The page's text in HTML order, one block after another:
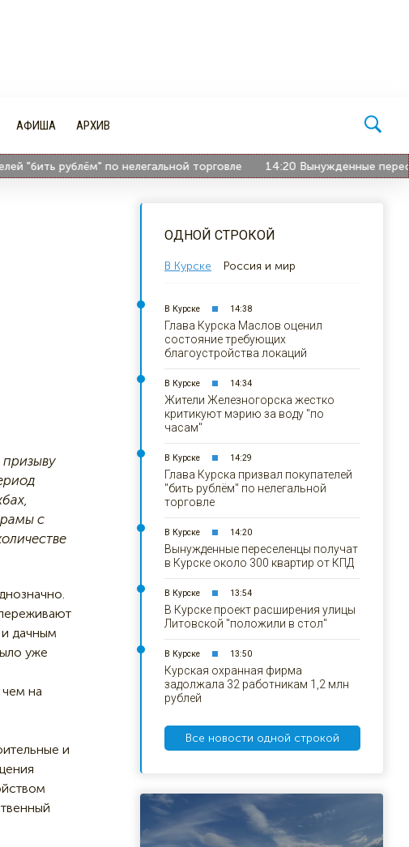
АФИША АРХИВ
рублём" по нелегальной торговле 14:20 Вынужденные
с
дачным
уже
на
и
ОДНОЙ СТРОКОЙ
В Курске Россия и мир
В Курске 14:38
Глава Курска Маслов оценил
состояние требующих
благоустройства локаций
В Курске 14:34
Жители Железногорска жестко
критикуют мэрию за воду "по
часам"
В Курске 14:29
Глава Курска призвал покупателей
"бить рублём" по нелегальной
торговле
В Курске 14:20
Вынужденные переселенцы получат
в Курске около 300 квартир от КПД
В Курске 13:54
В Курске проект расширения улицы
Литовской "положили в стол"
В Курске 13:50
Курская охранная фирма
задолжала 32 работникам 1,2 млн
рублей
Все новости одной строкой